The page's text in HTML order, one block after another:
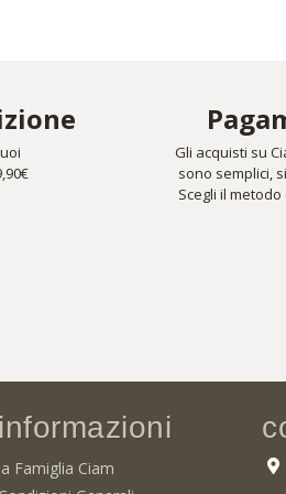
Gli acquisti su
sono semplici,
Scegli il
informazioni
Famiglia Ciam